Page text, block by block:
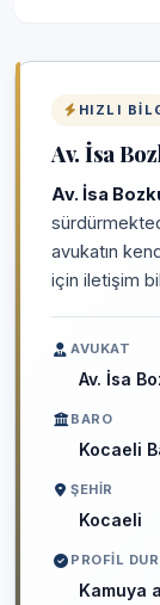
HIZLI
Av. İsa
Av. İsa
avukatın
için iletişim
AVUKAT
Av. İsa
BARO
Kocaeli
ŞEHIR
Kocaeli
PROFIL
Kamuya